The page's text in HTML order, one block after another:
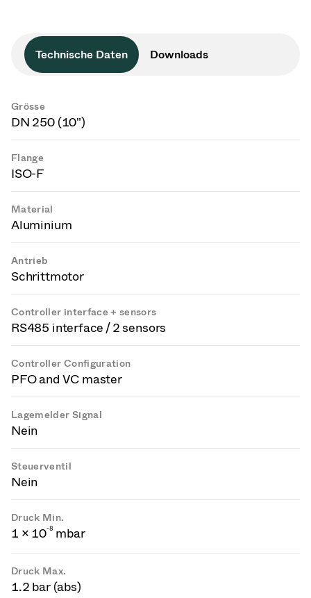
Technische Daten Downloads
Grösse
DN 250 (10")
Flange
ISO-F
Material
Aluminium
Antrieb
Schrittmotor
Controller interface + sensors
RS485 interface / 2 sensors
Controller Configuration
PFO and VC master
Lagemelder Signal
Nein
Steuerventil
Nein
Druck Min.
1 × 10-8 mbar
Druck Max.
1.2 bar (abs)